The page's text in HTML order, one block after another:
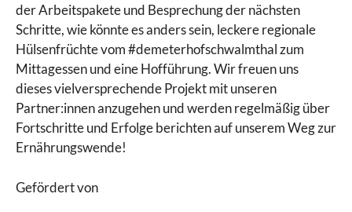
der Arbeitspakete und Besprechung der nächsten
Schritte, wie könnte es anders sein, leckere regionale
Hülsenfrüchte vom #demeterhofschwalmthal zum
Mittagessen und eine Hofführung. Wir freuen uns
dieses vielversprechende Projekt mit unseren
Partner:innen anzugehen und werden regelmäßig über
Fortschritte und Erfolge berichten auf unserem Weg zur
Ernährungswende!
Gefördert von